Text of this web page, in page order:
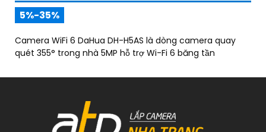
5%-35%
Camera WiFi 6 DaHua DH-H5AS là dòng camera quay
quét 355° trong nhà 5MP hỗ trợ Wi-Fi 6 băng tần